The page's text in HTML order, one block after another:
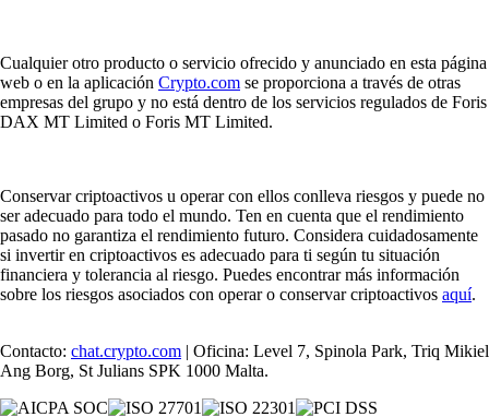
Cualquier otro producto o servicio ofrecido y anunciado en esta página
web o en la aplicación Crypto.com se proporciona a través de otras
empresas del grupo y no está dentro de los servicios regulados de Foris
DAX MT Limited o Foris MT Limited.
Conservar criptoactivos u operar con ellos conlleva riesgos y puede no
ser adecuado para todo el mundo. Ten en cuenta que el rendimiento
pasado no garantiza el rendimiento futuro. Considera cuidadosamente
si invertir en criptoactivos es adecuado para ti según tu situación
financiera y tolerancia al riesgo. Puedes encontrar más información
sobre los riesgos asociados con operar o conservar criptoactivos aquí.
Contacto: chat.crypto.com | Oficina: Level 7, Spinola Park, Triq Mikiel
Ang Borg, St Julians SPK 1000 Malta.